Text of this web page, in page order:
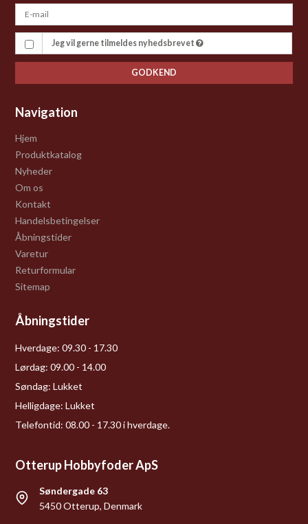
Jeg vil gerne tilmeldes nyhedsbrevet
GODKEND
Navigation
Hjem
Produktkatalog
Nyheder
Om os
Kontakt
Handelsbetingelser
Åbningstider
Varetur
Returformular
Sitemap
Åbningstider
Hverdage: 09.30 - 17.30
Lørdag: 09.00 - 14.00
Søndag: Lukket
Helligdage: Lukket
Telefontid: 08.00 - 17.30 i hverdage.
Otterup Hobbyfoder ApS
Søndergade 63
5450 Otterup, Denmark